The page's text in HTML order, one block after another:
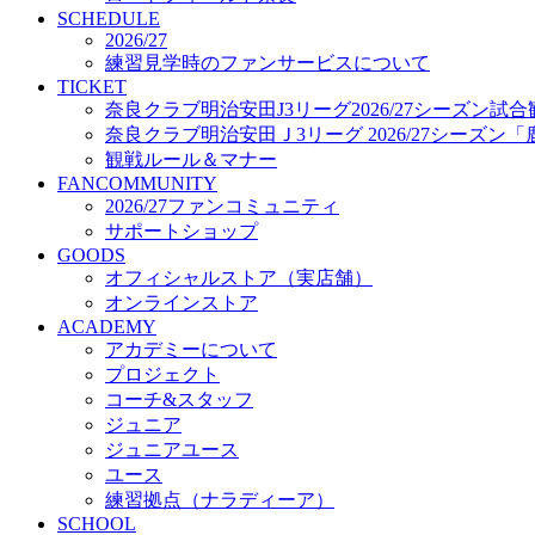
プロジェクト
コーチ&スタッフ
ジュニア
ジュニアユース
ユース
練習拠点（ナラディーア）
SCHOOL
CLUB
2026/27 パートナー企業
パートナー募集
クラブ理念
クラブ情報
サステナビリティ
Web制作支援
応援プロジェクト
SCHEDULE
2026/27
練習見学時のファンサービスについて
TICKET
奈良クラブ明治安田J3リーグ2026/27シーズン試合
奈良クラブ明治安田Ｊ3リーグ 2026/27シーズン「
観戦ルール＆マナー
FANCOMMUNITY
2026/27ファンコミュニティ
サポートショップ
GOODS
オフィシャルストア（実店舗）
オンラインストア
ACADEMY
アカデミーについて
プロジェクト
コーチ&スタッフ
ジュニア
ジュニアユース
ユース
練習拠点（ナラディーア）
SCHOOL